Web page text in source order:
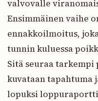
valvovalle
Ensimmäinen vaihe
ennakkoilmoitus,
tunnin kuluessa
Sitä seuraa
kuvataan tapahtuma
lopuksi